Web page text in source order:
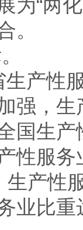
为“两
。
产性
强，
国生
性服
生产性
业比